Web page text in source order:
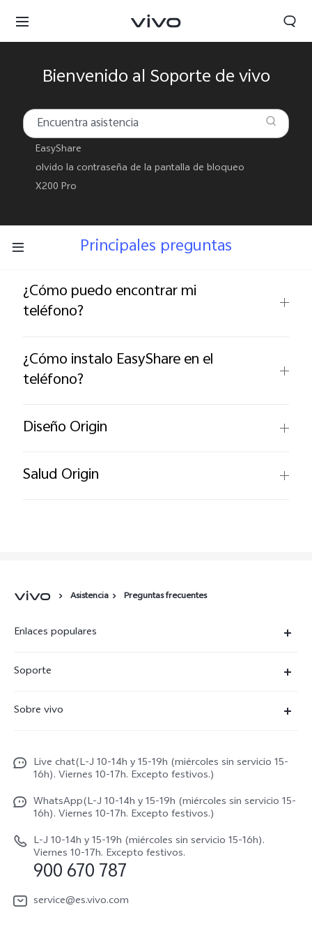
Bienvenido al Soporte de vivo
EasyShare
olvido la contraseña de la pantalla de bloqueo
X200 Pro
Principales preguntas
¿Cómo puedo encontrar mi
teléfono?
¿Cómo instalo EasyShare en el
teléfono?
Diseño Origin
Salud Origin
Asistencia Preguntas frecuentes
Enlaces populares
X300
V70 5G
V70 FE
V70 Lite 5G
Y31 5G
Soporte
Autenticación de IMEI
Gestión de reparaciones
Manual de usuario
Actualización de sistema
Actualizar registro
Instrucciones de Garantía
Sobre vivo
Netiqueta vivo
Avisos legales
Acerca de nosotros
Sostenibilidad
Centro de privacidad de vivo
Live chat(L-J 10-14h y 15-19h (miércoles sin servicio 15-
16h). Viernes 10-17h. Excepto festivos.)
WhatsApp(L-J 10-14h y 15-19h (miércoles sin servicio 15-
16h). Viernes 10-17h. Excepto festivos.)
L-J 10-14h y 15-19h (miércoles sin servicio 15-16h).
Viernes 10-17h. Excepto festivos.
900 670 787
service@es.vivo.com